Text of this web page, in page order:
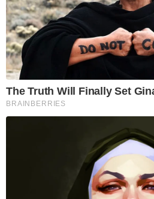
The Truth Will Finally Set
BRAINBERRIES